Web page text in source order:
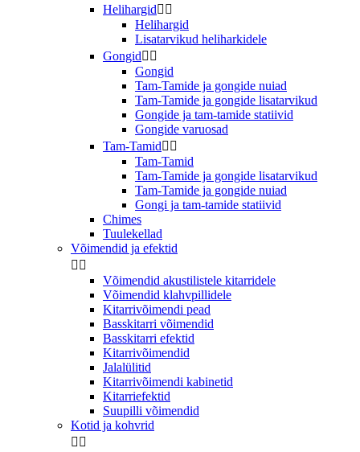
Helihargid 
Helihargid
Lisatarvikud heliharkidele
Gongid 
Gongid
Tam-Tamide ja gongide nuiad
Tam-Tamide ja gongide lisatarvikud
Gongide ja tam-tamide statiivid
Gongide varuosad
Tam-Tamid 
Tam-Tamid
Tam-Tamide ja gongide lisatarvikud
Tam-Tamide ja gongide nuiad
Gongi ja tam-tamide statiivid
Chimes
Tuulekellad
Võimendid ja efektid
 
Võimendid akustilistele kitarridele
Võimendid klahvpillidele
Kitarrivõimendi pead
Basskitarri võimendid
Basskitarri efektid
Kitarrivõimendid
Jalalülitid
Kitarrivõimendi kabinetid
Kitarriefektid
Suupilli võimendid
Kotid ja kohvrid
 